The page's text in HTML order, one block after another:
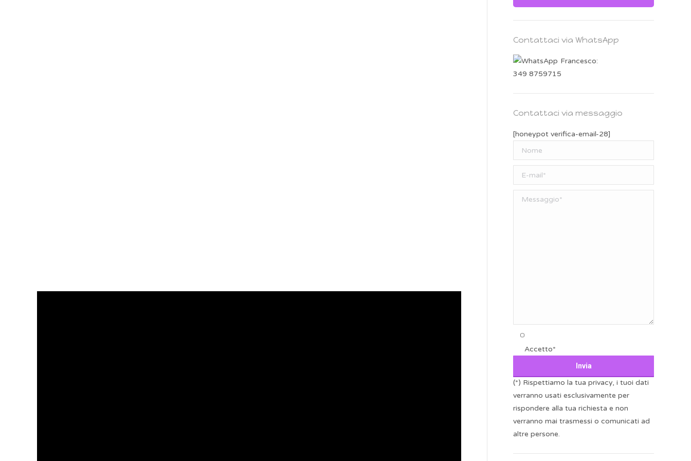
Contattaci via WhatsApp
Francesco:
349 8759715
Contattaci via messaggio
[honeypot verifica-email-28]
Accetto*
(*) Rispettiamo la tua privacy, i tuoi dati
verranno usati esclusivamente per
rispondere alla tua richiesta e non
verranno mai trasmessi o comunicati ad
altre persone.